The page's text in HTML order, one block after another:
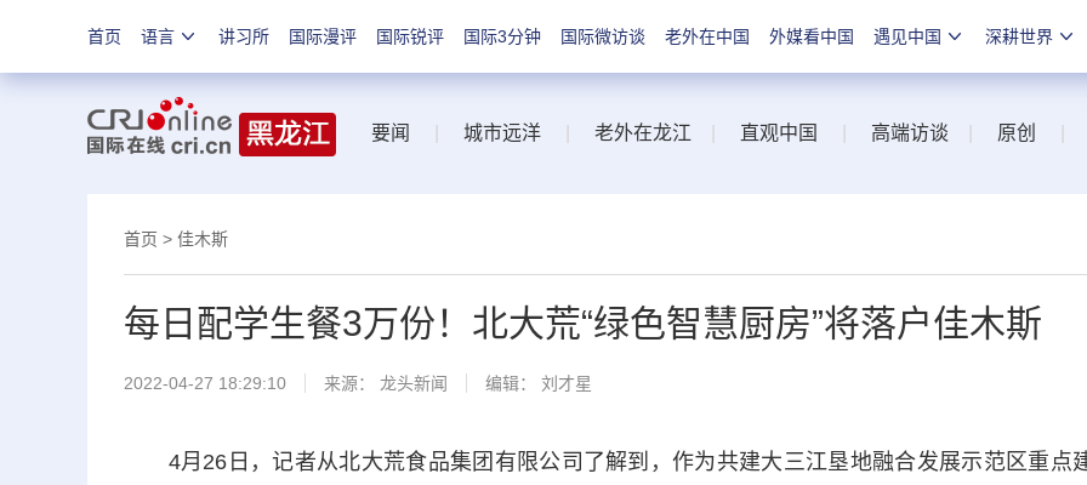
首页 语言 讲习所 国际漫评 国际锐评 国际3分钟 国际微访谈 老外在中国 外媒看中国 遇见中国 深耕世界
要闻 城市远洋 老外在龙江 直观中国 高端访谈 原创
首页 > 佳木斯
每日配学生餐3万份！北大荒“绿色智慧厨房”将落户佳木斯
2022-04-27 18:29:10 来源： 龙头新闻 编辑： 刘才星
4月26日，记者从北大荒食品集团有限公司了解到，作为共建大三江垦地融合发展示范区重点